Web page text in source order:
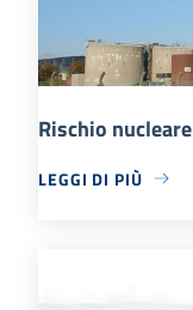
Rischio nucleare
LEGGI DI PIÙ